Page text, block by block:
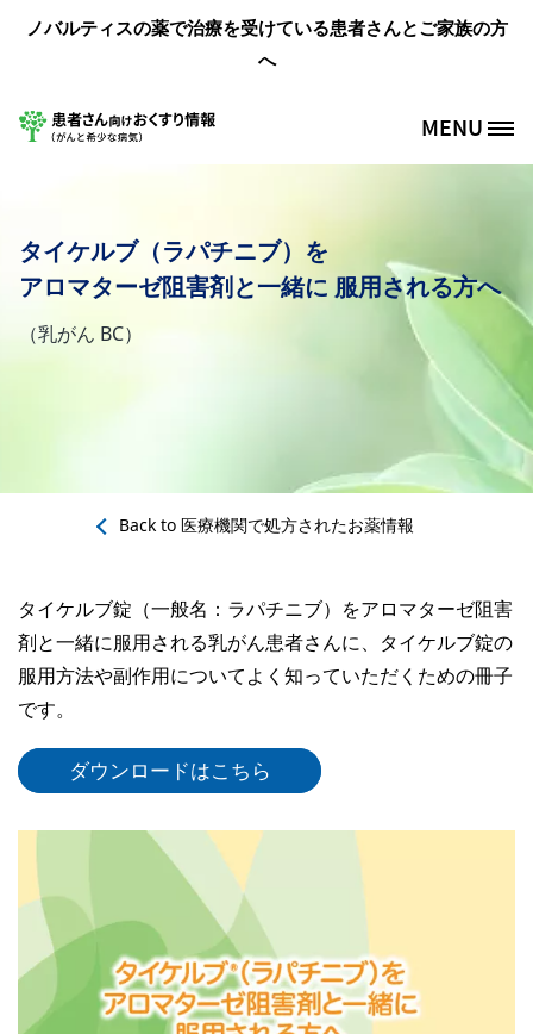
メインコンテンツに移動
ノバルティスの薬で治療を受けている患者さんとご家族の方
へ
Site Logo MENU
タイケルブ（ラパチニブ）を
アロマターゼ阻害剤と一緒に 服用される方へ
（乳がん BC）
Back to 医療機関で処方されたお薬情報
タイケルブ錠（一般名：ラパチニブ）をアロマターゼ阻害
剤と一緒に服用される乳がん患者さんに、タイケルブ錠の
服用方法や副作用についてよく知っていただくための冊子
です。
ダウンロードはこちら